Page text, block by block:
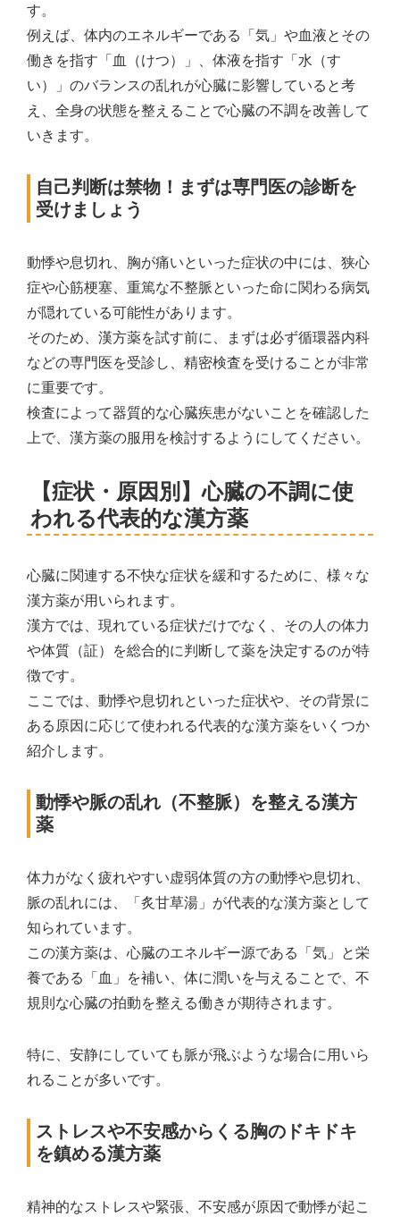
す。
例えば、体内のエネルギーである「気」や血液とその
働きを指す「血（けつ）」、体液を指す「水（す
い）」のバランスの乱れが心臓に影響していると考
え、全身の状態を整えることで心臓の不調を改善して
いきます。
自己判断は禁物！まずは専門医の診断を
受けましょう
動悸や息切れ、胸が痛いといった症状の中には、狭心
症や心筋梗塞、重篤な不整脈といった命に関わる病気
が隠れている可能性があります。
そのため、漢方薬を試す前に、まずは必ず循環器内科
などの専門医を受診し、精密検査を受けることが非常
に重要です。
検査によって器質的な心臓疾患がないことを確認した
上で、漢方薬の服用を検討するようにしてください。
【症状・原因別】心臓の不調に使
われる代表的な漢方薬
心臓に関連する不快な症状を緩和するために、様々な
漢方薬が用いられます。
漢方では、現れている症状だけでなく、その人の体力
や体質（証）を総合的に判断して薬を決定するのが特
徴です。
ここでは、動悸や息切れといった症状や、その背景に
ある原因に応じて使われる代表的な漢方薬をいくつか
紹介します。
動悸や脈の乱れ（不整脈）を整える漢方
薬
体力がなく疲れやすい虚弱体質の方の動悸や息切れ、
脈の乱れには、「炙甘草湯」が代表的な漢方薬として
知られています。
この漢方薬は、心臓のエネルギー源である「気」と栄
養である「血」を補い、体に潤いを与えることで、不
規則な心臓の拍動を整える働きが期待されます。
特に、安静にしていても脈が飛ぶような場合に用いら
れることが多いです。
ストレスや不安感からくる胸のドキドキ
を鎮める漢方薬
精神的なストレスや緊張、不安感が原因で動悸が起こ